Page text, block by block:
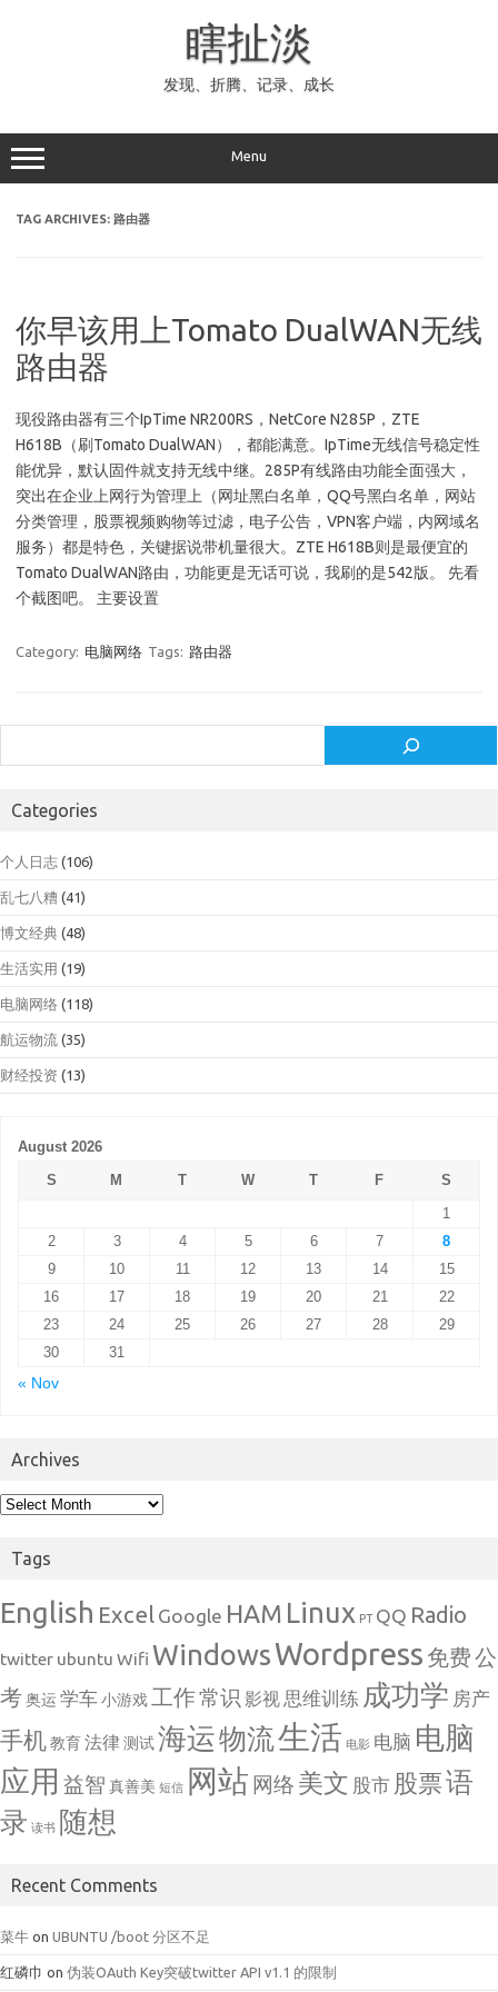
瞎扯淡
发现、折腾、记录、成长
Menu
TAG ARCHIVES: 路由器
你早该用上Tomato DualWAN无线
路由器
现役路由器有三个IpTime NR200RS，NetCore N285P，ZTE
H618B（刷Tomato DualWAN），都能满意。IpTime无线信号稳定性
能优异，默认固件就支持无线中继。285P有线路由功能全面强大，
突出在企业上网行为管理上（网址黑白名单，QQ号黑白名单，网站
分类管理，股票视频购物等过滤，电子公告，VPN客户端，内网域名
服务）都是特色，关键据说带机量很大。ZTE H618B则是最便宜的
Tomato DualWAN路由，功能更是无话可说，我刷的是542版。 先看
个截图吧。 主要设置
Category: 电脑网络 Tags: 路由器
Categories
个人日志 (106)
乱七八糟 (41)
博文经典 (48)
生活实用 (19)
电脑网络 (118)
航运物流 (35)
财经投资 (13)
August 2026
S
M T W T F
S
1
2
3 4 5 6 7
8
9
10 11 12 13 14
15
16
17 18 19 20 21
22
23
24 25 26 27 28
29
30
31
« Nov
Archives
Archives
Tags
English Excel Google HAM Linux PT QQ Radio
twitter ubuntu Wifi WindowsWordpress 免费公
考奥运 学车小游戏 工作常识 影视 思维训练 成功学 房产
手机教育法律测试海运物流生活 电影 电脑 电脑
应用 益智 真善美 短信 网站 网络 美文 股市 股票语
录 读书 随想
Recent Comments
菜牛 on UBUNTU /boot 分区不足
红磷巾 on 伪装OAuth Key突破twitter API v1.1 的限制